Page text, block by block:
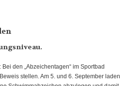
den „Abzeichentagen“ im Sportbad
stellen. Am 5. und 6. September laden